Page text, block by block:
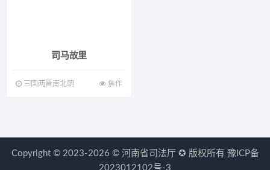
司马故里
三国两晋南北朝 焦作
Copyright © 2023-2026 © 河南省司法厅 ✪ 版权所有 豫ICP备
2023012102号-3